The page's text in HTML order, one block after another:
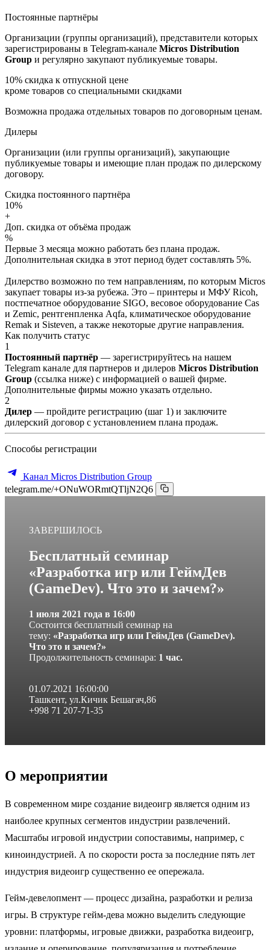
Постоянные партнёры
Организации (группы организаций), представители которых
зарегистрированы в Telegram-канале Micros Distribution
Group и регулярно закупают публикуемые товары.
10% скидка к отпускной цене
кроме товаров со специальными скидками
Возможна продажа отдельных товаров по договорным ценам.
Дилеры
Организации (или группы организаций), закупающие
публикуемые товары и имеющие план продаж по дилерскому
договору.
Скидка постоянного партнёра
10%
+
Доп. скидка от объёма продаж
%
Первые 3 месяца можно работать без плана продаж.
Дополнительная скидка в этот период будет составлять 5%.
Дилерство возможно по тем направлениям, по которым Micros
закупает товары из-за рубежа. Это – принтеры и МФУ Ricoh,
постпечатное оборудование SIGO, весовое оборудование Cas
и Zemic, рентгенпленка Aqfa, климатическое оборудование
Remak и Sisteven, а также некоторые другие направления.
Как получить статус
1
Постоянный партнёр — зарегистрируйтесь на нашем
Telegram канале для партнеров и дилеров Micros Distribution
Group (ссылка ниже) с информацией о вашей фирме.
Дополнительные фирмы можно указать отдельно.
2
Дилер — пройдите регистрацию (шаг 1) и заключите
дилерский договор с установлением плана продаж.
Способы регистрации
Канал Micros Distribution Group
telegram.me/+ONuWORmtQTljN2Q6
ЗАВЕРШИЛОСЬ
Бесплатный семинар
«Разработка игр или ГеймДев
(GameDev). Что это и зачем?»
1 июля 2021 года в 16:00
Cостоится бесплатный семинар на
тему: «Разработка игр или ГеймДев (GameDev).
Что это и зачем?»
Продолжительность семинара: 1 час.
01.07.2021 16:00:00
Ташкент, ул.Кичик Бешагач,86
+998 71 207-71-35
О мероприятии
В современном мире создание видеоигр является одним из
наиболее крупных сегментов индустрии развлечений.
Масштабы игровой индустрии сопоставимы, например, с
киноиндустрией. А по скорости роста за последние пять лет
индустрия видеоигр существенно ее опережала.
Гейм-девелопмент — процесс дизайна, разработки и релиза
игры. В структуре гейм-дева можно выделить следующие
уровни: платформы, игровые движки, разработка видеоигр,